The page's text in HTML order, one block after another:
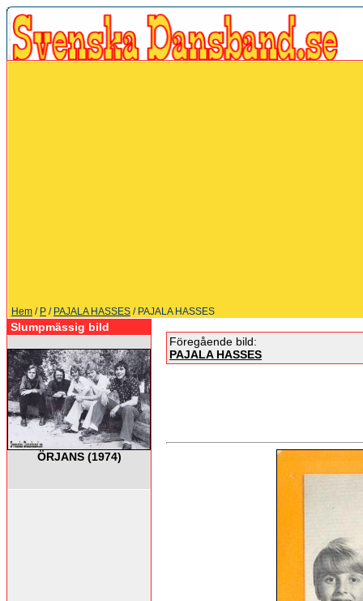
Hem / P / PAJALA HASSES / PAJALA HASSES
Slumpmässig bild
ÖRJANS (1974)
Föregående bild:
PAJALA HASSES